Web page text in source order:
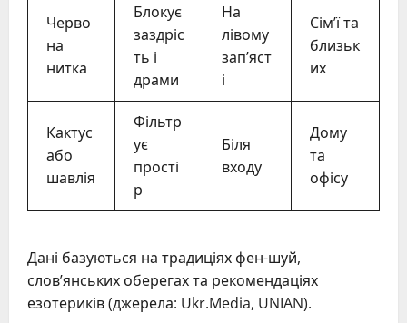
Черво
на
нитка
Блокує
заздріс
ть і
драми
На
лівому
зап’яст
і
Сім’ї та
близьк
их
Кактус
або
шавлія
Фільтр
ує
прості
р
Біля
входу
Дому
та
офісу
Дані базуються на традиціях фен-шуй,
слов’янських оберегах та рекомендаціях
езотериків (джерела: Ukr.Media, UNIAN).